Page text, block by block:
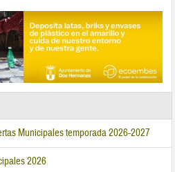
Municipales temporada 2026-2027
2026